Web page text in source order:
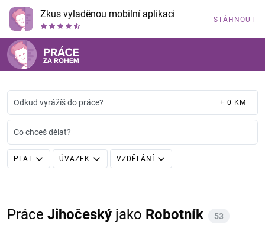
Zkus vyladěnou mobilní aplikaci STÁHNOUT
Odkud vyrážíš do práce? + 0 KM
Co chceš dělat?
PLAT ÚVAZEK VZDĚLÁNÍ
Práce Jihočeský jako Robotník 53